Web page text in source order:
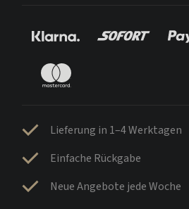
Lieferung in 1–4 Werktagen
Einfache Rückgabe
Neue Angebote jede Woche